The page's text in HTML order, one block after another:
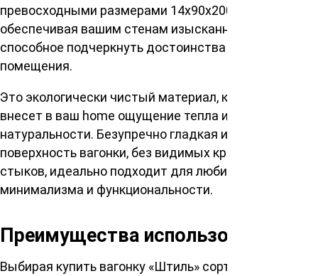
превосходными размерами 14х90х2000мм,
обеспечивая вашим стенам изысканное покрытие,
способное подчеркнуть достоинства любого
помещения.
Это экологически чистый материал, который
внесет в ваш home ощущение тепла и
натуральности. Безупречно гладкая и аккуратная
поверхность вагонки, без видимых креплений и
стыков, идеально подходит для любителей
минимализма и функциональности.
Преимущества использования
Выбирая купить вагонку «Штиль» сорт ВС